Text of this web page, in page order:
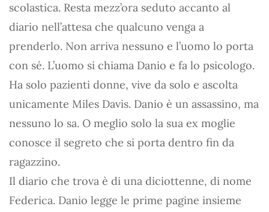
scolastica. Resta mezz’ora seduto accanto al
diario nell’attesa che qualcuno venga a
prenderlo. Non arriva nessuno e l’uomo lo porta
con sé. L’uomo si chiama Danio e fa lo psicologo.
Ha solo pazienti donne, vive da solo e ascolta
unicamente Miles Davis. Danio è un assassino, ma
nessuno lo sa. O meglio solo la sua ex moglie
conosce il segreto che si porta dentro fin da
ragazzino.
Il diario che trova è di una diciottenne, di nome
Federica. Danio legge le prime pagine insieme